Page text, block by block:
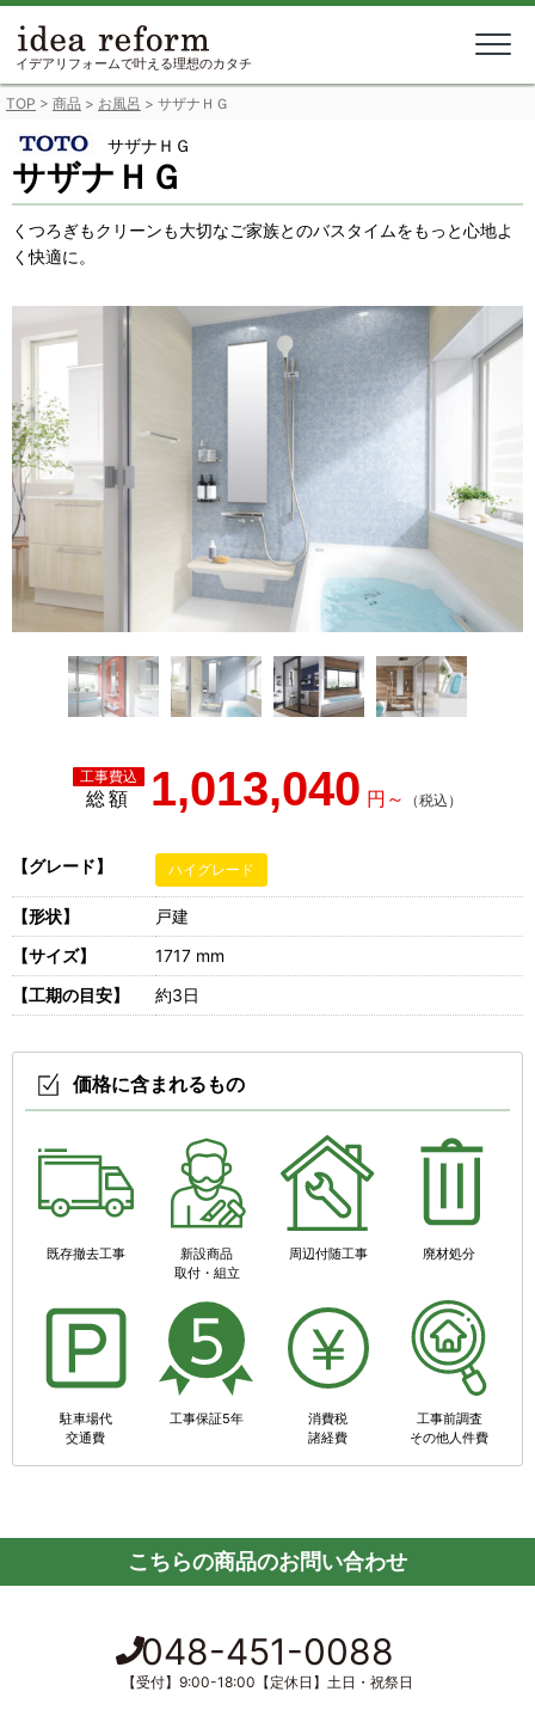
Skip
content
イデアリフォームで叶える理想のカタチ
TOP > 商品 > お風呂 > サザナＨＧ
サザナＨＧ
サザナＨＧ
くつろぎもクリーンも大切なご家族とのバスタイムをもっと心地よ
く快適に。
総額 1,013,040
【グレード】 ハイグレード
【形状】
戸建
【サイズ】
1717 mm
【工期の目安】
約3日
価格に含まれるもの
既存撤去工事
新設商品
取付・組立
周辺付随工事 廃材処分
駐車場代
交通費
工事保証5年
消費税
諸経費
工事前調査
その他人件費
こちらの商品のお問い合わせ
048-451-0088
【受付】9:00-18:00【定休日】土日・祝祭日